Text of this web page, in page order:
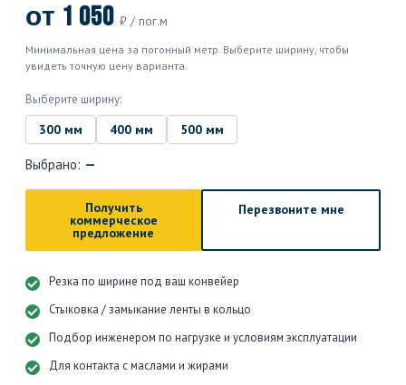
от 1 050 ₽ / пог.м
Минимальная цена за погонный метр. Выберите ширину, чтобы
увидеть точную цену варианта.
Выберите ширину:
300 мм 400 мм 500 мм
Выбрано: —
Получить
коммерческое
предложение
Перезвоните мне
Резка по ширине под ваш конвейер
Стыковка / замыкание ленты в кольцо
Подбор инженером по нагрузке и условиям эксплуатации
Для контакта с маслами и жирами